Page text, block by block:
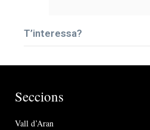
T’interessa?
Seccions
Vall d’Aran